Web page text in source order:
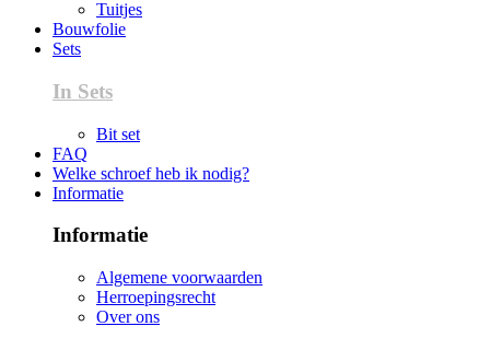
Tuitjes
Bouwfolie
Sets
In Sets
Bit set
FAQ
Welke schroef heb ik nodig?
Informatie
Informatie
Algemene voorwaarden
Herroepingsrecht
Over ons